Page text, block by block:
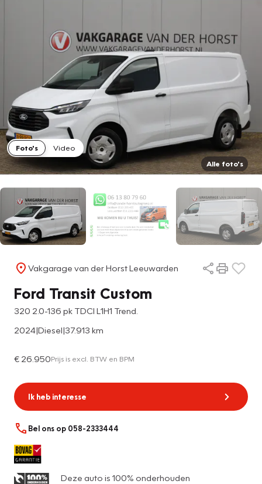
Foto's
Video
Alle foto's
Vakgarage van der Horst Leeuwarden
Ford Transit Custom
320 2.0-136 pk TDCI L1H1 Trend.
2024|Diesel|37.913 km
€ 26.950Prijs is excl. BTW en BPM
Ik heb interesse
Bel ons op 058-2333444
Deze auto is 100% onderhouden